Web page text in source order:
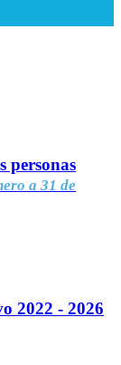
personas
a 31 de
2022 - 2026